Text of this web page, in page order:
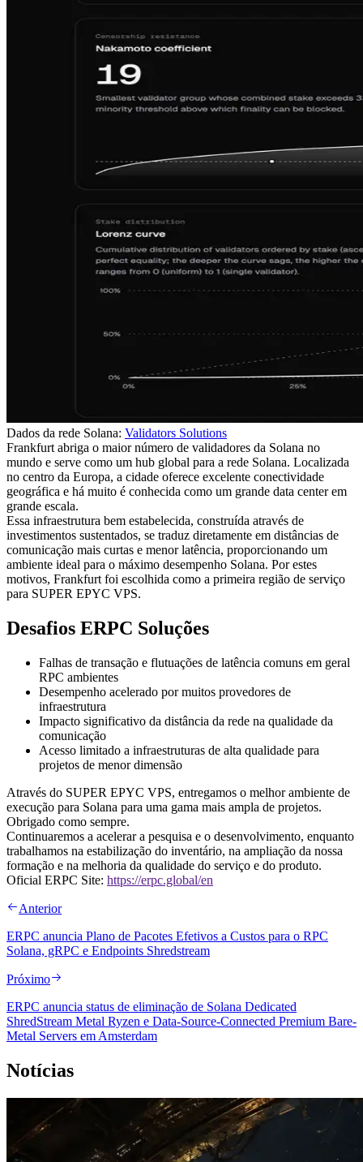
Dados da rede Solana: Validators Solutions
Frankfurt abriga o maior número de validadores da Solana no
mundo e serve como um hub global para a rede Solana. Localizada
no centro da Europa, a cidade oferece excelente conectividade
geográfica e há muito é conhecida como um grande data center em
grande escala.
Essa infraestrutura bem estabelecida, construída através de
investimentos sustentados, se traduz diretamente em distâncias de
comunicação mais curtas e menor latência, proporcionando um
ambiente ideal para o máximo desempenho Solana. Por estes
motivos, Frankfurt foi escolhida como a primeira região de serviço
para SUPER EPYC VPS.
Desafios ERPC Soluções
Falhas de transação e flutuações de latência comuns em geral
RPC ambientes
Desempenho acelerado por muitos provedores de
infraestrutura
Impacto significativo da distância da rede na qualidade da
comunicação
Acesso limitado a infraestruturas de alta qualidade para
projetos de menor dimensão
Através do SUPER EPYC VPS, entregamos o melhor ambiente de
execução para Solana para uma gama mais ampla de projetos.
Obrigado como sempre.
Continuaremos a acelerar a pesquisa e o desenvolvimento, enquanto
trabalhamos na estabilização do inventário, na ampliação da nossa
formação e na melhoria da qualidade do serviço e do produto.
Oficial ERPC Site: https://erpc.global/en
Anterior
ERPC anuncia Plano de Pacotes Efetivos a Custos para o RPC
Solana, gRPC e Endpoints Shredstream
Próximo
ERPC anuncia status de eliminação de Solana Dedicated
ShredStream Metal Ryzen e Data-Source-Connected Premium Bare-
Metal Servers em Amsterdam
Notícias